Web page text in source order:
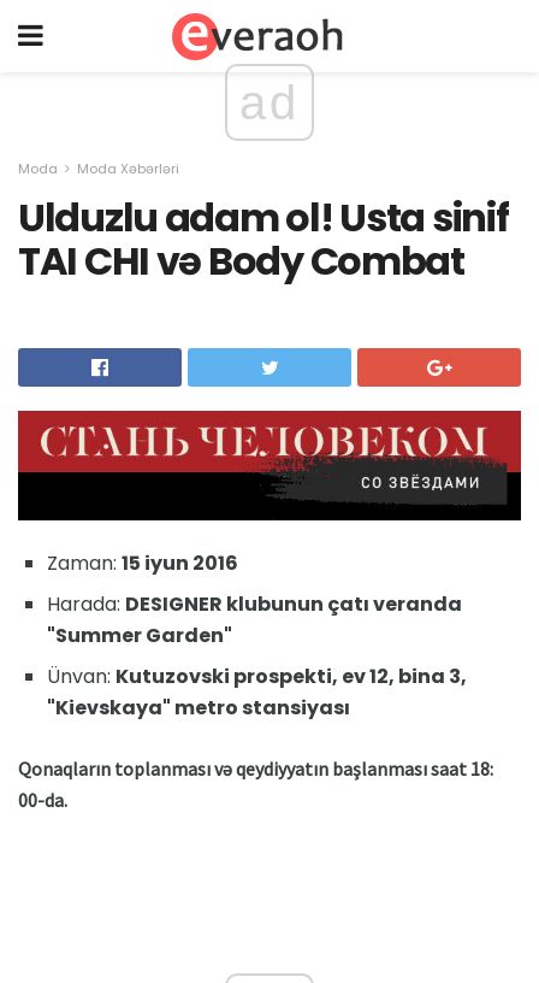
ad
Moda Moda Xəbərləri
Ulduzlu adam ol! Usta sinif
TAI CHI və Body Combat
Zaman: 15 iyun 2016
Harada: DESIGNER klubunun çatı veranda
"Summer Garden"
Ünvan: Kutuzovski prospekti, ev 12, bina 3,
"Kievskaya" metro stansiyası
Qonaqların toplanması və qeydiyyatın başlanması saat 18:
00-da.